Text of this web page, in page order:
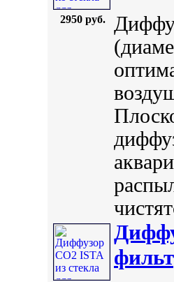
2950 руб.